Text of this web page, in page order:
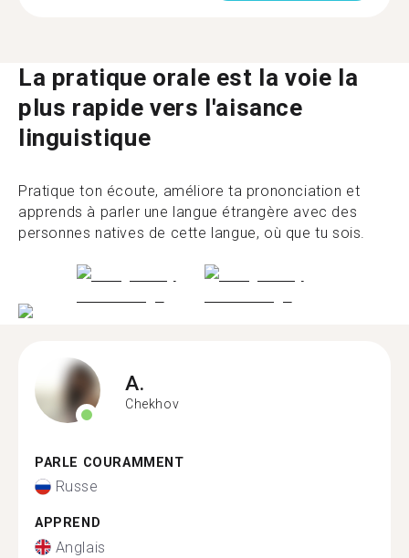
La pratique orale est la voie la
plus rapide vers l'aisance
linguistique
Pratique ton écoute, améliore ta prononciation et
apprends à parler une langue étrangère avec des
personnes natives de cette langue, où que tu sois.
A.
Chekhov
PARLE COURAMMENT
Russe
APPREND
Anglais